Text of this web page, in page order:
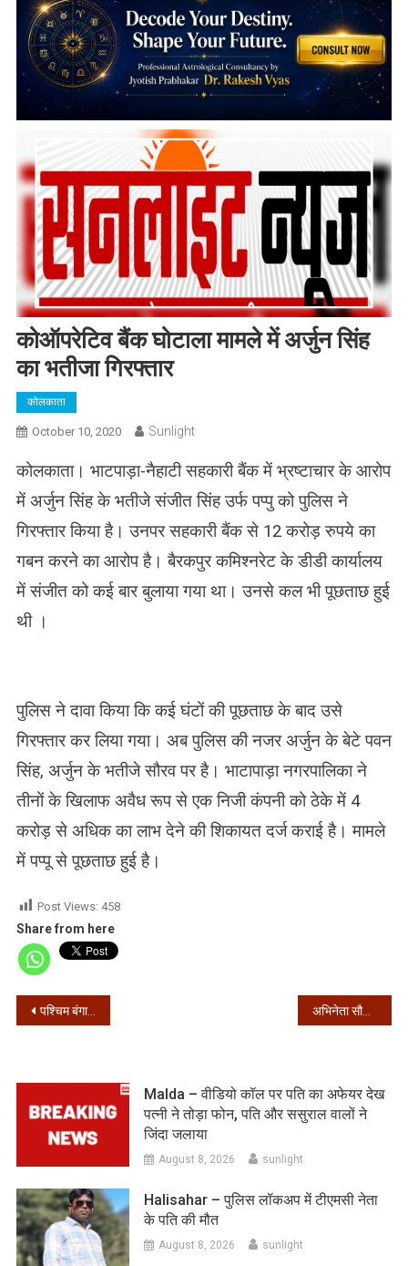
कोऑपरेटिव बैंक घोटाला मामले में अर्जुन सिंह
का भतीजा गिरफ्तार
कोलकाता
October 10, 2020 Sunlight
कोलकाता। भाटपाड़ा-नैहाटी सहकारी बैंक में भ्रष्टाचार के आरोप
में अर्जुन सिंह के भतीजे संजीत सिंह उर्फ ​​पप्पु को पुलिस ने
गिरफ्तार किया है। उनपर सहकारी बैंक से 12 करोड़ रुपये का
गबन करने का आरोप है। बैरकपुर कमिश्नरेट के डीडी कार्यालय
में संजीत को कई बार बुलाया गया था। उनसे‌ कल भी पूछताछ हुई
थी ।
पुलिस ने दावा किया कि कई घंटों की पूछताछ के बाद उसे
गिरफ्तार कर लिया गया। अब पुलिस की नजर अर्जुन के बेटे पवन
सिंह, अर्जुन के भतीजे सौरव पर है। भाटापाड़ा नगरपालिका ने
तीनों के खिलाफ अवैध रूप से एक निजी कंपनी को ठेके में 4
करोड़ से अधिक का लाभ देने की शिकायत दर्ज कराई है। मामले
में पप्पू से पूछताछ हुई है।
Post Views: 458
Share from here
Post
पश्चिम बंगाल – 24 घंटे में मिले 3573 संक्रमित, 62 की मौत अभिनेता सौमित्र चटर्जी के स्वास्थ्य में गिरावट
Malda – वीडियो कॉल पर पति का अफेयर देख
पत्नी ने तोड़ा फोन, पति और ससुराल वालों ने
जिंदा जलाया
August 8, 2026 sunlight
Halisahar – पुलिस लॉकअप में टीएमसी नेता
के पति की मौत
August 8, 2026 sunlight